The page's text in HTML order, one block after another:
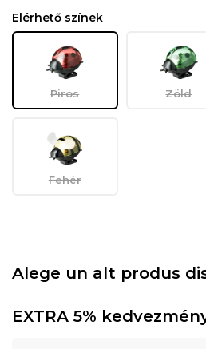
Elérhető színek
Piros Zöld
Fehér
Alege un alt produs
EXTRA 5%